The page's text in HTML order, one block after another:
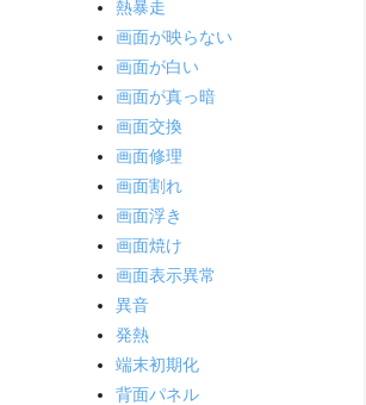
熱暴走
画面が映らない
画面が白い
画面が真っ暗
画面交換
画面修理
画面割れ
画面浮き
画面焼け
画面表示異常
異音
発熱
端末初期化
背面パネル